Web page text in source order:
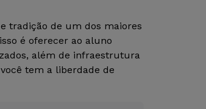
tradição de um dos maiores
é oferecer ao aluno
além de infraestrutura
tem a liberdade de